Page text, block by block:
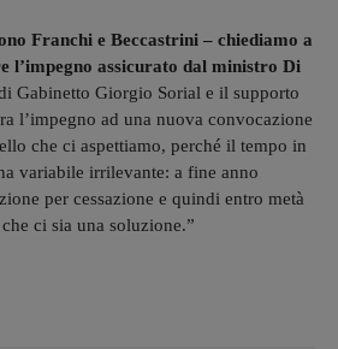
Franchi e Beccastrini – chiediamo a
l’impegno assicurato dal ministro Di
Gabinetto Giorgio Sorial e il supporto
l’impegno ad una nuova convocazione
che ci aspettiamo, perché il tempo in
variabile irrilevante: a fine anno
per cessazione e quindi entro metà
ci sia una soluzione.”